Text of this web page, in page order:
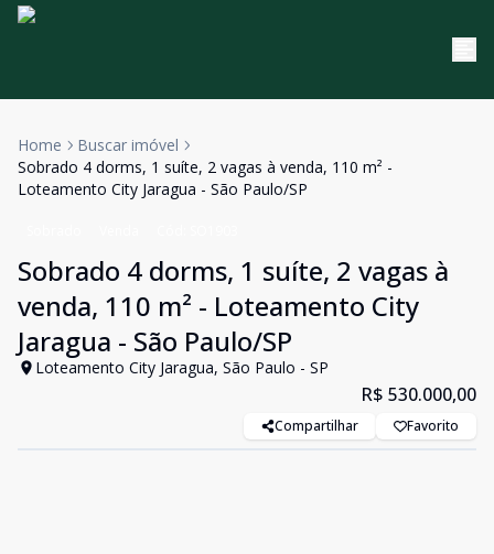
Home
Buscar imóvel
Sobrado 4 dorms, 1 suíte, 2 vagas à venda, 110 m² -
Loteamento City Jaragua - São Paulo/SP
Sobrado 4 dorms, 1 suíte, 2 vagas à
venda, 110 m² - Loteamento City
Jaragua - São Paulo/SP
Loteamento City Jaragua, São Paulo - SP
R$ 530.000,00
Compartilhar Favorito